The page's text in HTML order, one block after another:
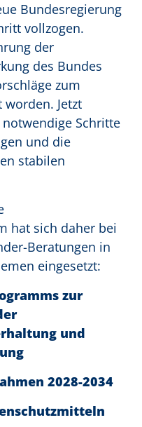
Bundesregierung
vollzogen.
der
des Bundes
zum
Jetzt
Schritte
und die
stabilen
hat sich daher bei
Beratungen in
eingesetzt:
zur
und
2028-2034